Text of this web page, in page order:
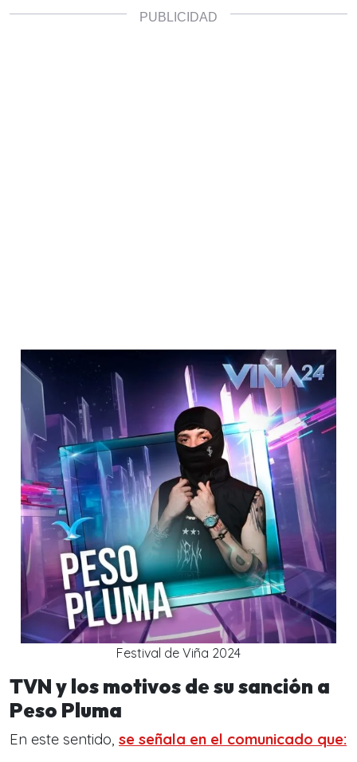
Festival de Viña 2024
TVN y los motivos de su sanción a
Peso Pluma
En este sentido, se señala en el comunicado que: